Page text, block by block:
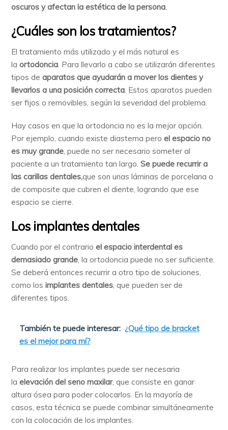
oscuros y afectan la estética de la persona.
¿Cuáles son los tratamientos?
El tratamiento más utilizado y el más natural es
laortodoncia. Para llevarlo a cabo se utilizarán diferentes
tipos deaparatos que ayudarán a mover los dientes y
llevarlos a una posición correcta. Estos aparatos pueden
ser fijos o removibles, según la severidad del problema.
Hay casos en que la ortodoncia no es la mejor opción.
Por ejemplo, cuando existe diastema peroel espacio no
es muy grande, puede no ser necesario someter al
paciente a un tratamiento tan largo.Se puede recurrir a
las carillas dentales,que son unas láminas de porcelana o
de composite que cubren el diente, logrando que ese
espacio se cierre.
Los implantes dentales
Cuando por el contrarioel espacio interdental es
demasiado grande, la ortodoncia puede no ser suficiente.
Se deberá entonces recurrir a otro tipo de soluciones,
como losimplantes dentales, que pueden ser de
diferentes tipos.
También te puede interesar: ¿Qué tipo de bracket
es el mejor para mí?
Para realizar los implantes puede ser necesaria
laelevación del seno maxilar, que consiste en ganar
altura ósea para poder colocarlos. En la mayoría de
casos, esta técnica se puede combinar simultáneamente
con la colocación de los implantes.